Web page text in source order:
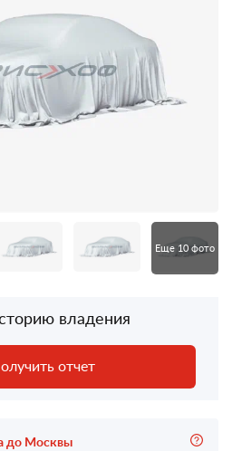
Еще 10 фото
владения
отчет
до Москвы